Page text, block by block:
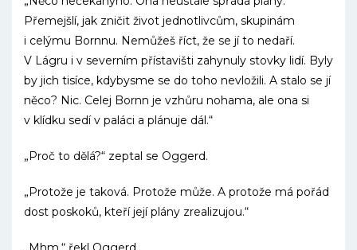
Přemejšlí, jak zničit život jednotlivcům, skupinám
i celýmu Bornnu. Nemůžeš říct, že se jí to nedaří.
V Lágru i v severním přístavišti zahynuly stovky lidí. Byly
by jich tisíce, kdybysme se do toho nevložili. A stalo se jí
něco? Nic. Celej Bornn je vzhůru nohama, ale ona si
v klídku sedí v paláci a plánuje dál.“
„Proč to dělá?“ zeptal se Oggerd.
„Protože je taková. Protože může. A protože má pořád
dost poskoků, kteří její plány zrealizujou.“